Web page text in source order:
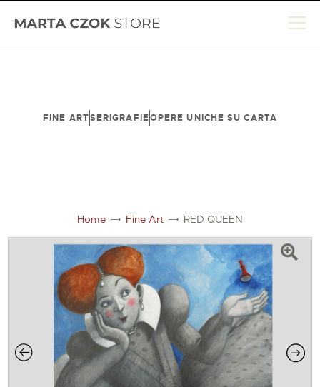
FINE ARTSERIGRAFIEOPERE UNICHE SU CARTA
SHOP
CARRELLO
ACCOUNT
ENGLISH
Home Fine Art RED QUEEN